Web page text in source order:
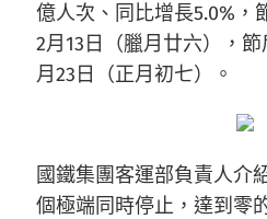
億人次、同比增長5.0%，
2月13日（臘月廿六），
月23日（正月初七）。
國鐵集團客運部負責人介
個極端同時停止，達到零